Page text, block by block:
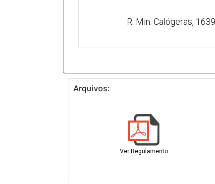
R. Min. Calógeras,
Arquivos:
Ver Regulamento